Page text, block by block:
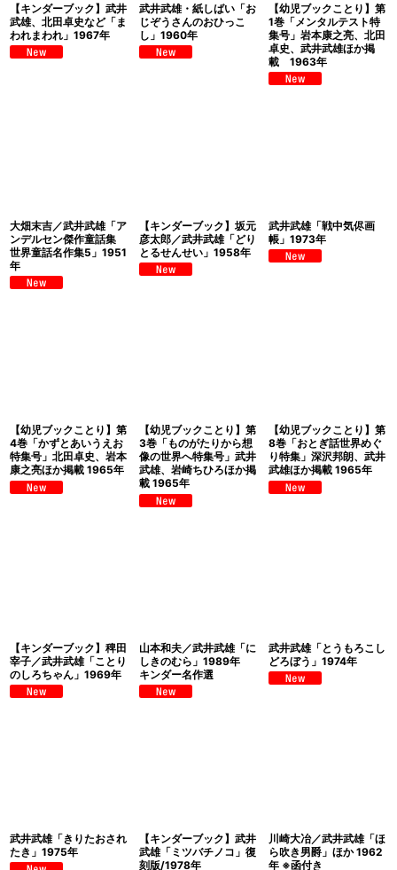
【キンダーブック】武井
武雄、北田卓史など「ま
われまわれ」1967年
武井武雄・紙しばい「お
じぞうさんのおひっこ
し」1960年
【幼児ブックことり】第
1巻「メンタルテスト特
集号」岩本康之亮、北田
卓史、武井武雄ほか掲
載 1963年
大畑末吉／武井武雄「ア
ンデルセン傑作童話集
世界童話名作集5」1951
年
【キンダーブック】坂元
彦太郎／武井武雄「どり
とるせんせい」1958年
武井武雄「戦中気侭画
帳」1973年
【幼児ブックことり】第
4巻「かずとあいうえお
特集号」北田卓史、岩本
康之亮ほか掲載 1965年
【幼児ブックことり】第
3巻「ものがたりから想
像の世界へ特集号」武井
武雄、岩崎ちひろほか掲
載 1965年
【幼児ブックことり】第
8巻「おとぎ話世界めぐ
り特集」深沢邦朗、武井
武雄ほか掲載 1965年
【キンダーブック】稗田
宰子／武井武雄「ことり
のしろちゃん」1969年
山本和夫／武井武雄「に
しきのむら」1989年
キンダー名作選
武井武雄「とうもろこし
どろぼう」1974年
武井武雄「きりたおされ
たき」1975年
【キンダーブック】武井
武雄「ミツバチノコ」復
刻版/1978年
川崎大冶／武井武雄「ほ
ら吹き男爵」ほか 1962
年 ※函付き